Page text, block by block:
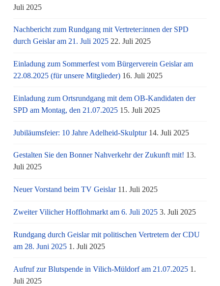
Juli 2025
Nachbericht zum Rundgang mit Vertreter:innen der SPD
durch Geislar am 21. Juli 2025 22. Juli 2025
Einladung zum Sommerfest vom Bürgerverein Geislar am
22.08.2025 (für unsere Mitglieder) 16. Juli 2025
Einladung zum Ortsrundgang mit dem OB-Kandidaten der
SPD am Montag, den 21.07.2025 15. Juli 2025
Jubiläumsfeier: 10 Jahre Adelheid-Skulptur 14. Juli 2025
Gestalten Sie den Bonner Nahverkehr der Zukunft mit! 13.
Juli 2025
Neuer Vorstand beim TV Geislar 11. Juli 2025
Zweiter Vilicher Hofflohmarkt am 6. Juli 2025 3. Juli 2025
Rundgang durch Geislar mit politischen Vertretern der CDU
am 28. Juni 2025 1. Juli 2025
Aufruf zur Blutspende in Vilich-Müldorf am 21.07.2025 1.
Juli 2025